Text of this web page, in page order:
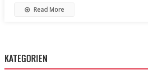
Read More
KATEGORIEN